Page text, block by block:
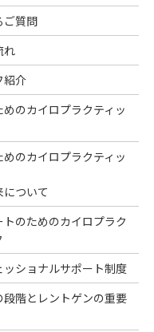
ご質問
れ
紹介
めのカイロプラクティッ
めのカイロプラクティッ
について
トのためのカイロプラク
ッショナルサポート制度
段階とレントゲンの重要